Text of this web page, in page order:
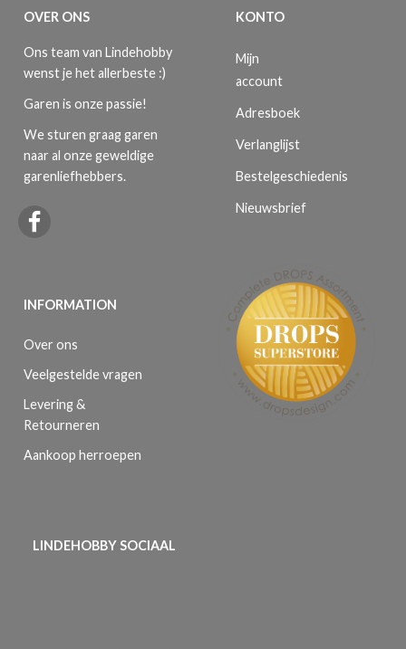
OVER ONS
Ons team van Lindehobby
wenst je het allerbeste :)
Garen is onze passie!
We sturen graag garen
naar al onze geweldige
garenliefhebbers.
INFORMATION
Over ons
Veelgestelde vragen
Levering &
Retourneren
Aankoop herroepen
KONTO
Mijn
account
Adresboek
Verlanglijst
Bestelgeschiedenis
Nieuwsbrief
LINDEHOBBY SOCIAAL